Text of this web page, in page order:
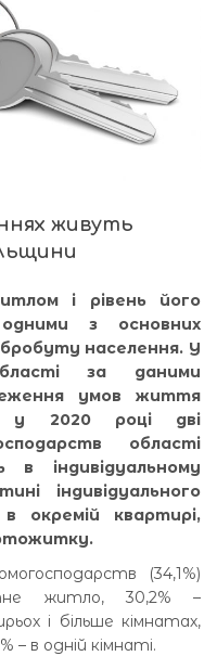
живуть
і рівень його
з основних
населення. У
за даними
умов життя
у 2020 році дві
області
в індивідуальному
індивідуального
окремій квартирі,
(34,1%)
житло, 30,2% –
і більше кімнатах,
– в одній кімнаті.